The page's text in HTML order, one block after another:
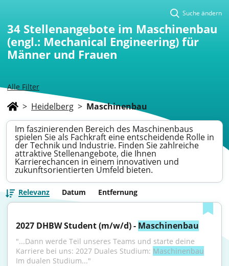
Alle Filter
Suche ändern
34 Stellenangebote im Maschinenbau
(engl.: Mechanical Engineering) für
Männer und Frauen
> Heidelberg > Maschinenbau
Im faszinierenden Bereich des Maschinenbaus
spielen Sie als Fachkraft eine entscheidende Rolle in
der Technik und Industrie. Finden Sie zahlreiche
attraktive Stellenangebote, die Ihnen
Karrierechancen in einem innovativen und
zukunftsorientierten Umfeld bieten.
Relevanz Datum Entfernung
2027 DHBW Student (m/w/d) - Maschinenbau
"...Dann werde Teil unseres Teams und starte deine
Karriere bei uns: 2027 Duales Studium: Maschinenbau
Im dualen Studium..."